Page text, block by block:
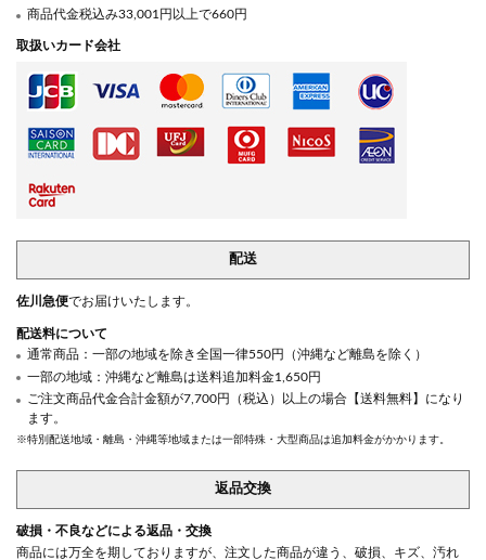
商品代金税込み33,001円以上で660円
取扱いカード会社
配送
佐川急便でお届けいたします。
配送料について
通常商品：一部の地域を除き全国一律550円（沖縄など離島を除く）
一部の地域：沖縄など離島は送料追加料金1,650円
ご注文商品代金合計金額が7,700円（税込）以上の場合【送料無料】になり
ます。
※特別配送地域・離島・沖縄等地域または一部特殊・大型商品は追加料金がかかります。
返品交換
破損・不良などによる返品・交換
商品には万全を期しておりますが、注文した商品が違う、破損、キズ、汚れ